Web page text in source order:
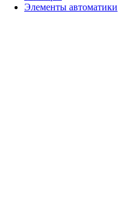
Элементы автоматики